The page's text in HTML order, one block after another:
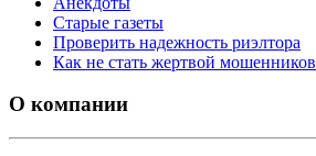
Старые газеты
Проверить надежность риэлтора
Как не стать жертвой мошенников
О компании